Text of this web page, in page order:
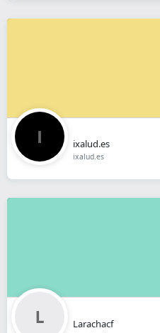
ixalud.es
ixalud.es
Larachacf